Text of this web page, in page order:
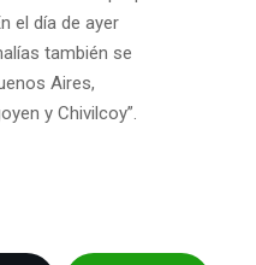
el día de ayer
también se
Aires,
y Chivilcoy”.